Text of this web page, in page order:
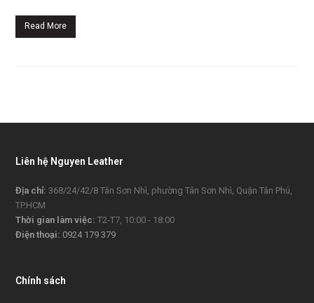
Read More
Liên hệ Nguyen Leather
Địa chỉ: 368/24/42/8 Tân Sơn Nhì, phường Tân Sơn Nhì, Quận Tân Phú,
TP.HCM
Thời gian làm việc: T2-T7, 10:00 - 18:00
Điện thoại: 0924 179 379
Chính sách